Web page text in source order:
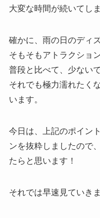
大変な時間が続いてし
確かに、雨の日のディ
そもそもアトラクショ
普段と比べて、少ないで
それでも極力濡れたく
います。
今日は、上記のポイン
ンを抜粋しましたので
たらと思います！
それでは早速見ていき